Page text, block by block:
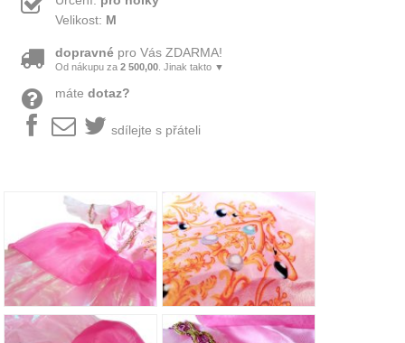
Velikost: M
dopravnépro Vás ZDARMA!
Od nákupu za 2 500,00. Jinak takto ▼
máte dotaz?
sdílejte s přáteli